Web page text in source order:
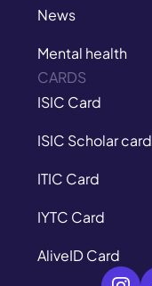
News
Mental health
CARDS
ISIC Card
ISIC Scholar card
ITIC Card
IYTC Card
AliveID Card